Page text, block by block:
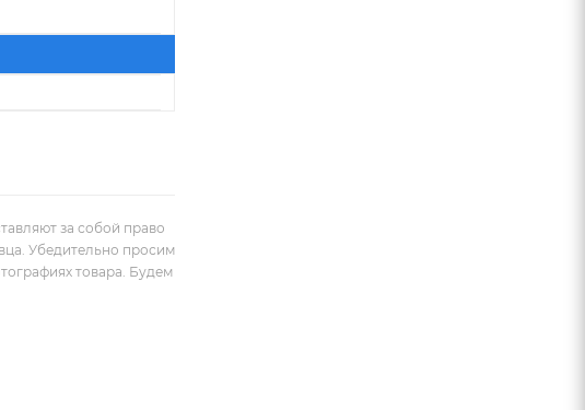
за собой право
Убедительно просим
товара. Будем